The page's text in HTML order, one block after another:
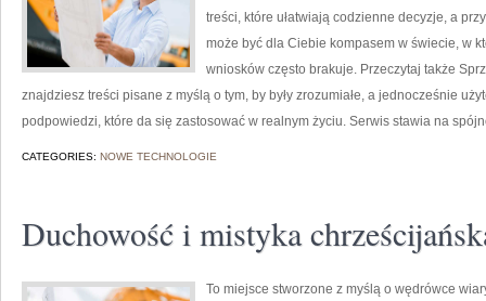
treści, które ułatwiają codzienne decyzje, a
może być dla Ciebie kompasem w świecie, w
wniosków często brakuje. Przeczytaj także
znajdziesz treści pisane z myślą o tym, by były zrozumiałe, a jednocześnie
podpowiedzi, które da się zastosować w realnym życiu. Serwis stawia na
CATEGORIES: NOWE TECHNOLOGIE
Duchowość i mistyka
To miejsce stworzone z myślą o wędrówce